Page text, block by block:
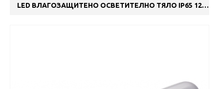
LED ВЛАГОЗАЩИТЕНО ОСВЕТИТЕЛНО ТЯЛО IP65 120CM 40W 95LM/W